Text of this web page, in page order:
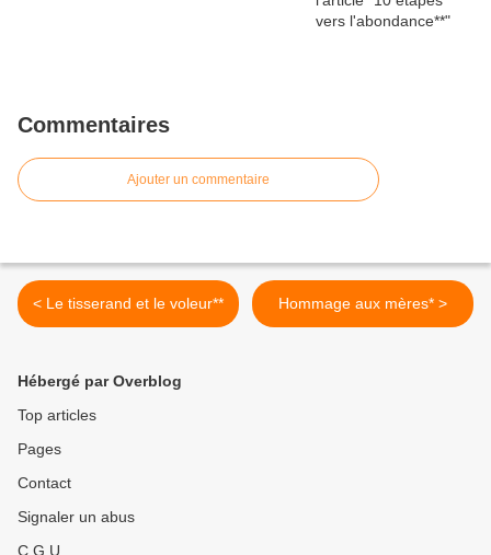
Commentaires
Ajouter un commentaire
< Le tisserand et le voleur** Hommage aux mères* >
Hébergé par Overblog
Top articles
Pages
Contact
Signaler un abus
C.G.U.